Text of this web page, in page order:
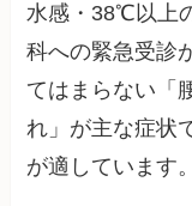
水感・38℃以上
科への緊急受診
てはまらない「
れ」が主な症状
が適しています。